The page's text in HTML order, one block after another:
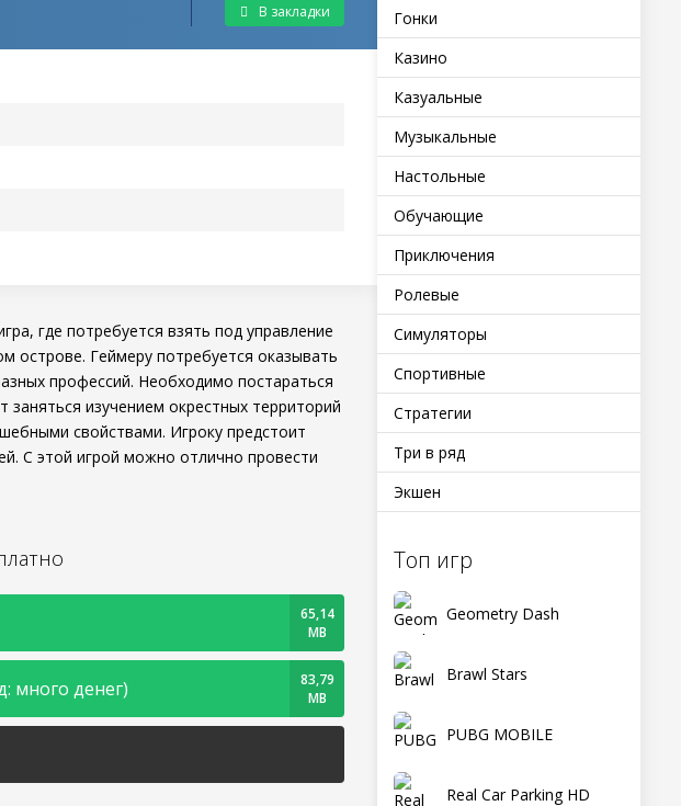
Гонки
Казино
Казуальные
Музыкальные
Настольные
Обучающие
Приключения
Ролевые
Симуляторы
Спортивные
Стратегии
Три в ряд
Экшен
Топ игр
Geometry Dash
Brawl Stars
PUBG MOBILE
Real Car Parking HD
В закладки
где потребуется взять под управление
острове. Геймеру потребуется оказывать
профессий. Необходимо постараться
изучением окрестных территорий
свойствами. Игроку предстоит
С этой игрой можно отлично провести
65,14
MB
много денег)
83,79
MB